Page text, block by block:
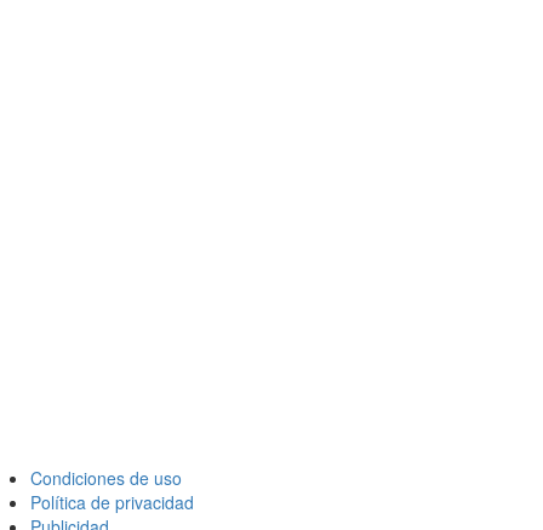
Condiciones de uso
Política de privacidad